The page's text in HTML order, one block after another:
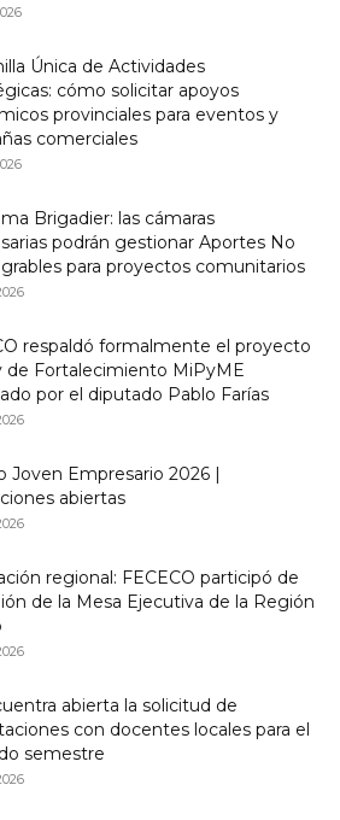
Única de Actividades
cómo solicitar apoyos
provinciales para eventos y
comerciales
Brigadier: las cámaras
podrán gestionar Aportes No
para proyectos comunitarios
respaldó formalmente el proyecto
de Fortalecimiento MiPyME
por el diputado Pablo Farías
Joven Empresario 2026 |
abiertas
regional: FECECO participó de
de la Mesa Ejecutiva de la Región
abierta la solicitud de
con docentes locales para el
semestre